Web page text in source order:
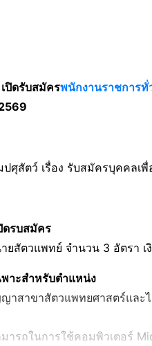
เปิดรับสมัครพนักงานราชการทั่
ศุสัตว์ เรื่อง รับสมัครบุคคลเพื่
ดรบสมัคร
ยสัตวแพทย์ จํานวน 3 อัตรา เ
าะสำหรับตำแหน่ง
าสาขาสัตวแพทยศาสตร์และ
ารถในการใช้คอมพิวเตอร์